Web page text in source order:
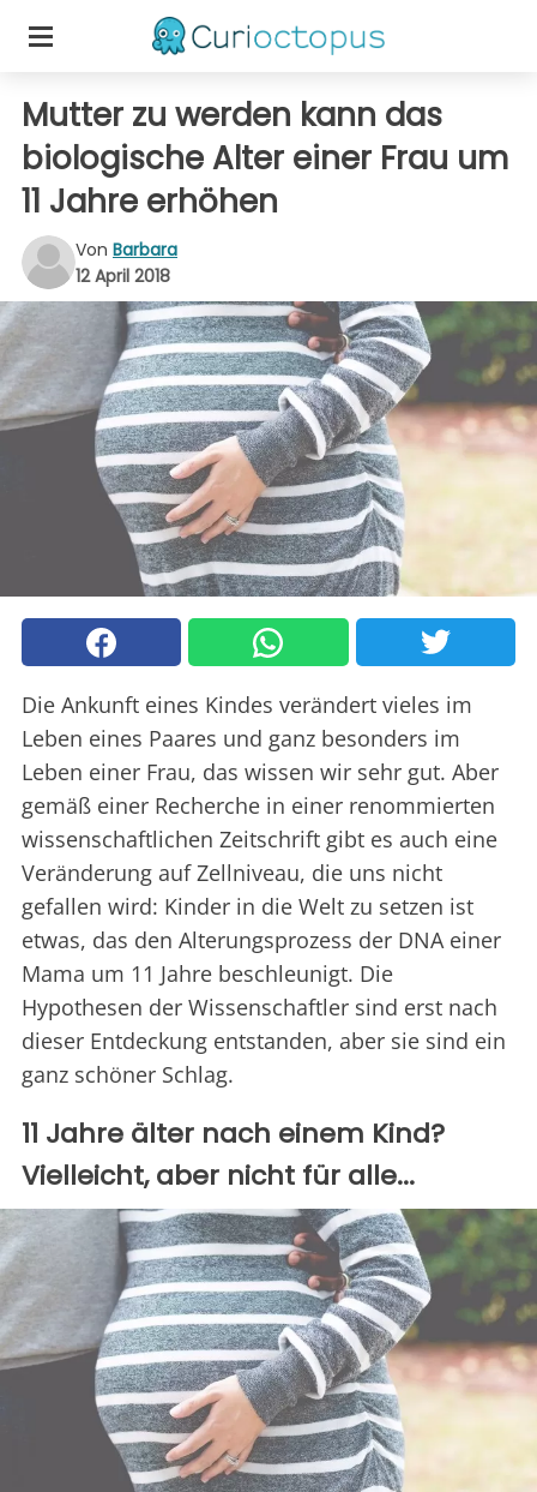
Mutter zu werden kann das
biologische Alter einer Frau um
11 Jahre erhöhen
Von Barbara
12 April 2018
Die Ankunft eines Kindes verändert vieles im
Leben eines Paares und ganz besonders im
Leben einer Frau, das wissen wir sehr gut. Aber
gemäß einer Recherche in einer renommierten
wissenschaftlichen Zeitschrift gibt es auch eine
Veränderung auf Zellniveau, die uns nicht
gefallen wird: Kinder in die Welt zu setzen ist
etwas, das den Alterungsprozess der DNA einer
Mama um 11 Jahre beschleunigt. Die
Hypothesen der Wissenschaftler sind erst nach
dieser Entdeckung entstanden, aber sie sind ein
ganz schöner Schlag.
11 Jahre älter nach einem Kind?
Vielleicht, aber nicht für alle...